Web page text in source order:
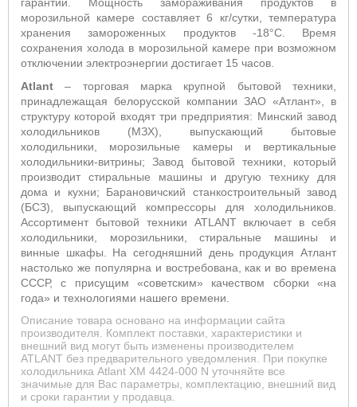
гарантии. Мощность замораживания продуктов в
морозильной камере составляет 6 кг/сутки, температура
хранения замороженных продуктов -18°С. Время
сохранения холода в морозильной камере при возможном
отключении электроэнергии достигает 15 часов.
Atlant – торговая марка крупной бытовой техники,
принадлежащая белорусской компании ЗАО «Атлант», в
структуру которой входят три предприятия: Минский завод
холодильников (МЗХ), выпускающий бытовые
холодильники, морозильные камеры и вертикальные
холодильники-витрины; Завод бытовой техники, который
производит стиральные машины и другую технику для
дома и кухни; Барановичский станкостроительный завод
(БСЗ), выпускающий компрессоры для холодильников.
Ассортимент бытовой техники ATLANT включает в себя
холодильники, морозильники, стиральные машины и
винные шкафы. На сегодняшний день продукция Атлант
настолько же популярна и востребована, как и во времена
СССР, с присущим «советским» качеством сборки «на
года» и технологиями нашего времени.
Описание товара основано на информации сайта
производителя. Комплект поставки, характеристики и
внешний вид могут быть изменены производителем
ATLANT без предварительного уведомления. При покупке
холодильника Atlant XM 4424-000 N уточняйте все
значимые для Вас параметры, комплектацию, внешний вид
и сроки гарантии у продавца.